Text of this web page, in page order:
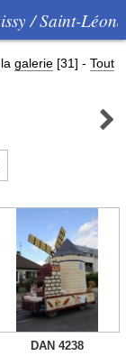
/ Saint-
galerie [31] - Tout

DAN 4238